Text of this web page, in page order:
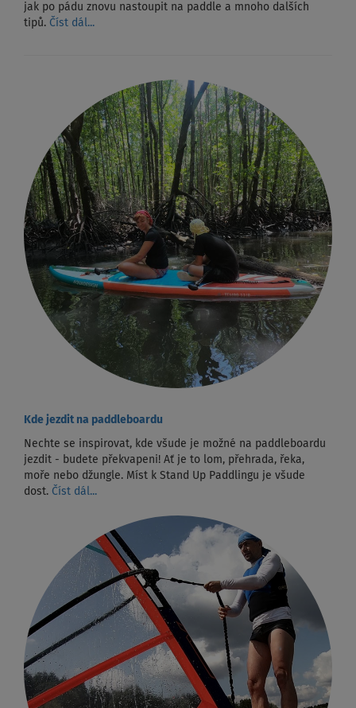
jak po pádu znovu nastoupit na paddle a mnoho dalších
tipů. Číst dál...
Kde jezdit na paddleboardu
Nechte se inspirovat, kde všude je možné na paddleboardu
jezdit - budete překvapeni! Ať je to lom, přehrada, řeka,
moře nebo džungle. Míst k Stand Up Paddlingu je všude
dost. Číst dál...